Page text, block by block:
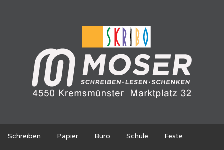
Schreiben Papier Büro Schule Feste